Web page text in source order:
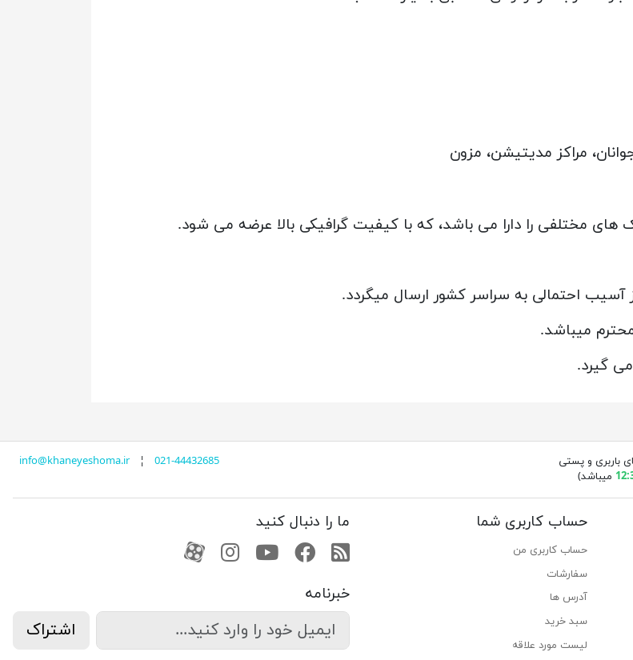
مراکز مدیتیشن، مزون
های مختلفی را دارا می باشد، که با کیفیت گرافیکی بالا عرضه می شود.
احتمالی به سراسر کشور ارسال میگردد.
میباشد.
گیرد.
باربری و پستی
میباشد)
info@khaneyeshoma.ir¦ 021-44432685
حساب کاربری شما
حساب کاربری من
سفارشات
آدرس ها
سبد خرید
لیست مورد علاقه
ما را دنبال کنید
RSS فیسبوکیوتیوبکانال آپارات
کانال آپارات
خبرنامه
اشتراک